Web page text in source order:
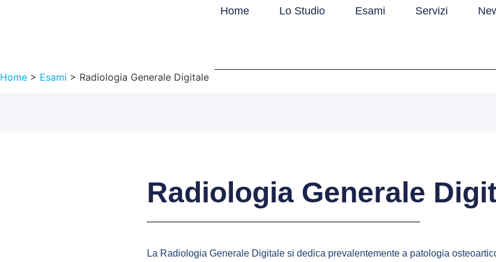
Home Lo Studio Esami Servizi
Home > Esami > Radiologia Generale Digitale
Radiologia Generale
La Radiologia Generale Digitale si dedica prevalentemente a patologia